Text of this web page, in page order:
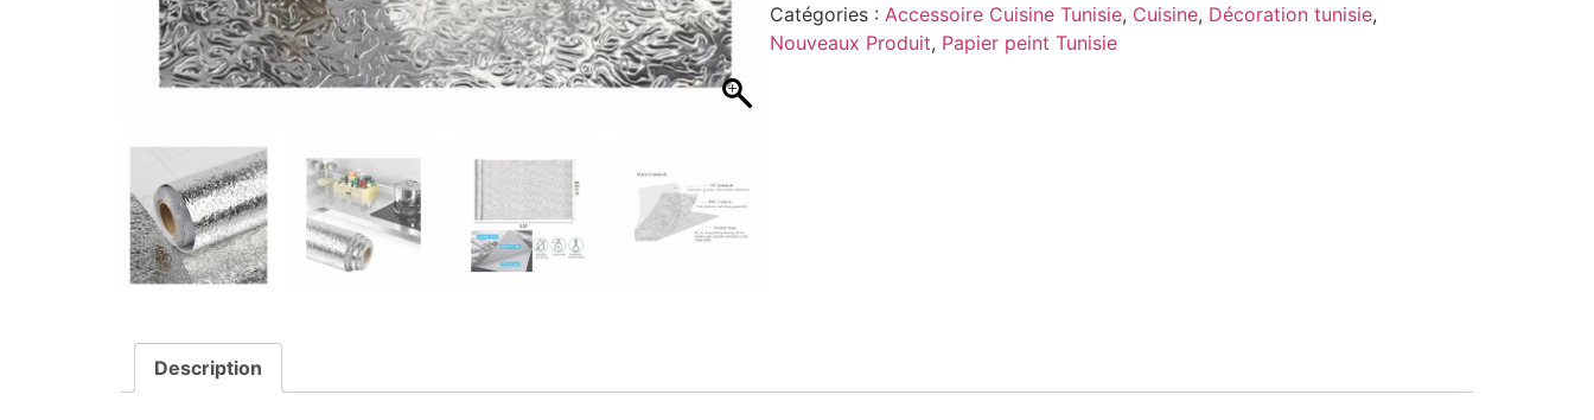
Catégories :Accessoire Cuisine Tunisie, Cuisine, Décoration tunisie,
Nouveaux Produit, Papier peint Tunisie
Description